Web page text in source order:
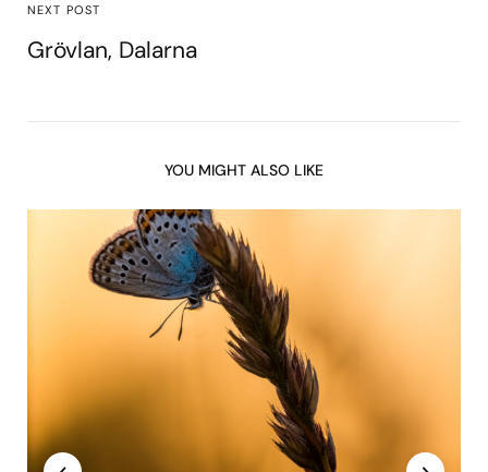
NEXT POST
Grövlan, Dalarna
YOU MIGHT ALSO LIKE